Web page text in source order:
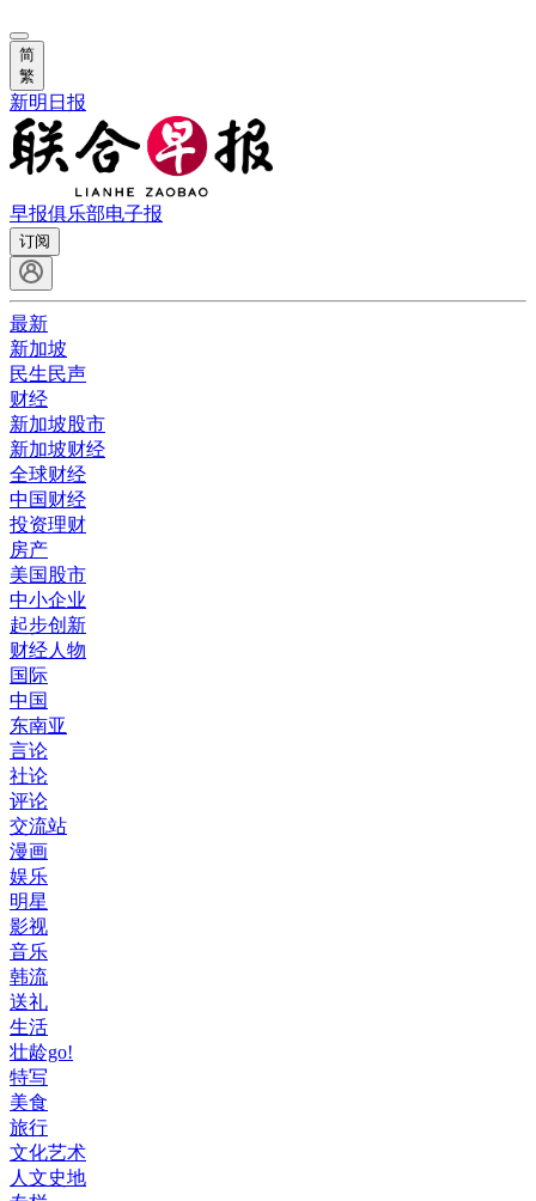
简
繁
新明日报
早报俱乐部电子报
订阅
最新
新加坡
民生民声
财经
新加坡股市
新加坡财经
全球财经
中国财经
投资理财
房产
美国股市
中小企业
起步创新
财经人物
国际
中国
东南亚
言论
社论
评论
交流站
漫画
娱乐
明星
影视
音乐
韩流
送礼
生活
壮龄go!
特写
美食
旅行
文化艺术
人文史地